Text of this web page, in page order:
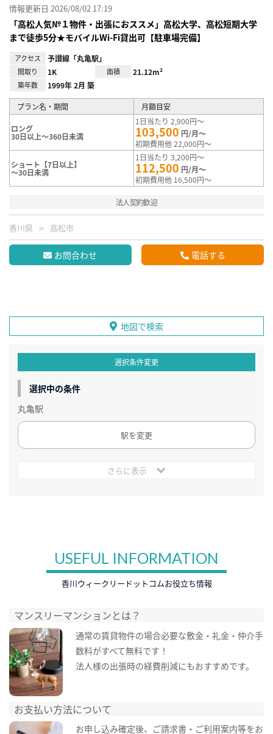
情報更新日 2026/08/02 17:19
「高松人気№１物件・出張におススメ」高松大学、高松短期大学
まで徒歩5分★モバイルWi-Fi貸出可【駐車場完備】
アクセス 予讃線「丸亀駅」
間取り 1K 面積 21.12m²
築年数 1999年 2月 築
プラン名・期間 月額目安
ロング
30日以上～360日未満
1日当たり 2,900円～
103,500 円/月～
初期費用他 22,000円～
ショート【7日以上】
～30日未満
1日当たり 3,200円～
112,500 円/月～
初期費用他 16,500円～
法人契約歓迎
香川県 高松市
お問合わせ 電話する
地図で検索
選択条件変更
選択中の条件
丸亀駅
駅を変更
さらに表示
USEFUL INFORMATION
香川ウィークリードットコムお役立ち情報
マンスリーマンションとは？
通常の賃貸物件の場合必要な敷金・礼金・仲介手
数料がすべて無料です！
法人様の出張時の経費削減にもおすすめです。
お支払い方法について
お申し込み確定後、ご請求書・ご利用案内等をお